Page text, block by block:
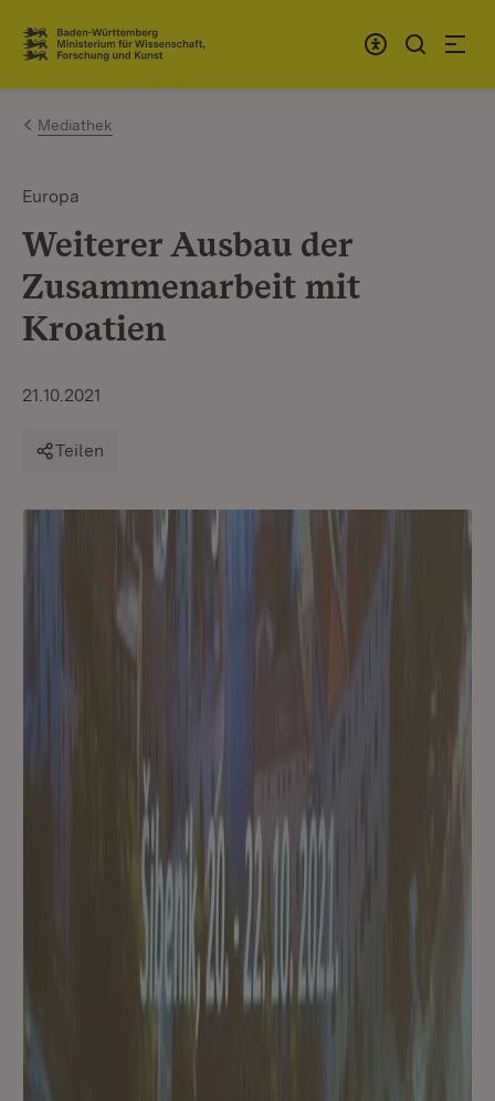
Zum Inhalt springen
Link zur Startseite
Mediathek
Europa
Weiterer Ausbau der
Zusammenarbeit mit
Kroatien
21.10.2021
Teilen